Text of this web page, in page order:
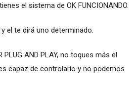
el sistema de OK FUNCIONANDO.
el te dirá uno determinado.
PLUG AND PLAY, no toques más el
capaz de controlarlo y no podemos